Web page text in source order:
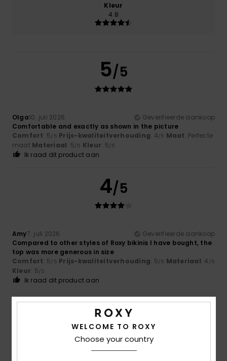
Kleur
4.8
5/5
Olga10. juli 2026
Geverifieerde aankoop
Comfortable and exactly as shown in the picture
Comfort: 5/5 Prijs-kwaliteitverhouding: 4/5 Maat: Perfecte
maat Materiaal: 5/5 Kleur: 5/5
Ik raad dit product aan
4/5
Amy7. juli 2026
Geverifieerde aankoop
Compared to other styles of Roxy bikinis I have bought, the
top was more generous in size
Comfort: 5/5 Prijs-kwaliteitverhouding: 5/5 Materiaal: 4 /5
Kleur: 5/5
Ik raad dit product aan
4/5
WELCOME TO ROXY
Choose your country